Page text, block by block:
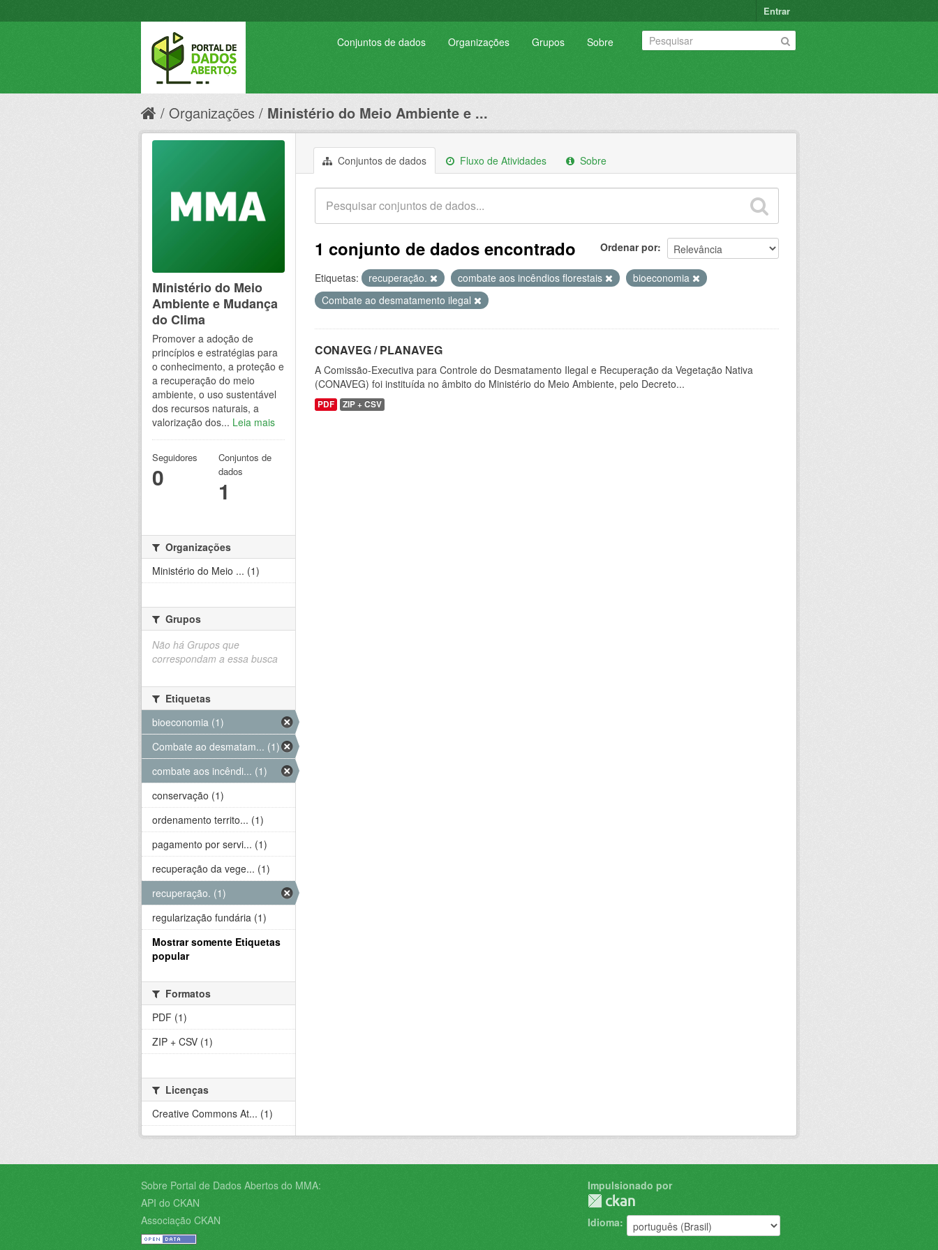
Entrar
Conjuntos de dados Organizações Grupos Sobre
Organizações Ministério do Meio Ambiente e ...
Conjuntos de dados Fluxo de Atividades Sobre
Ordenar por
1 conjunto de dados encontrado
Etiquetas: recuperação. combate aos incêndios florestais
bioeconomia
Combate ao desmatamento ilegal
CONAVEG / PLANAVEG
A Comissão-Executiva para Controle do Desmatamento Ilegal e Recuperação da Vegetação Nativa
(CONAVEG) foi instituída no âmbito do Ministério do Meio Ambiente, pelo Decreto...
PDF ZIP + CSV
Ministério do Meio
Ambiente e Mudança
do Clima
Promover a adoção de
princípios e estratégias para
o conhecimento, a proteção e
a recuperação do meio
ambiente, o uso sustentável
dos recursos naturais, a
valorização dos... Leia mais
Seguidores
0
Conjuntos de
dados
1
Organizações
Ministério do Meio ... (1)
Grupos
Não há Grupos que
correspondam a essa busca
Etiquetas
bioeconomia (1)
Combate ao desmatam... (1)
combate aos incêndi... (1)
conservação (1)
ordenamento territo... (1)
pagamento por servi... (1)
recuperação da vege... (1)
recuperação. (1)
regularização fundária (1)
Mostrar somente Etiquetas
popular
Formatos
PDF (1)
ZIP + CSV (1)
Licenças
Creative Commons At... (1)
Sobre Portal de Dados Abertos do MMA:
API do CKAN
Associação CKAN
Impulsionado por
Idioma